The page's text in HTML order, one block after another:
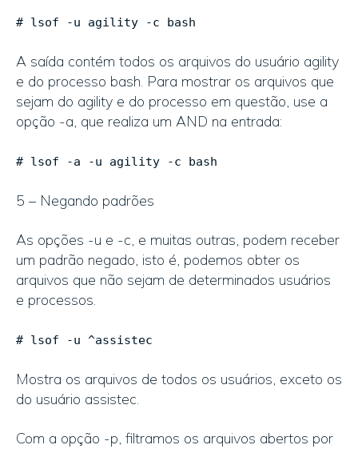
# lsof -u agility -c bash
A saída contém todos os arquivos do usuário agility
e do processo bash. Para mostrar os arquivos que
sejam do agility e do processo em questão, use a
opção -a, que realiza um AND na entrada:
# lsof -a -u agility -c bash
5 – Negando padrões
As opções -u e -c, e muitas outras, podem receber
um padrão negado, isto é, podemos obter os
arquivos que não sejam de determinados usuários
e processos.
# lsof -u ^assistec
Mostra os arquivos de todos os usuários, exceto os
do usuário assistec.
Com a opção -p, filtramos os arquivos abertos por